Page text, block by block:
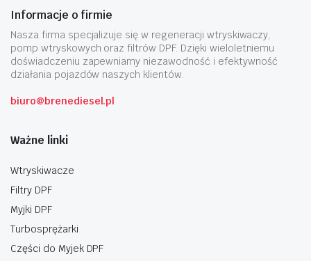
Informacje o firmie
Nasza firma specjalizuje się w regeneracji wtryskiwaczy,
pomp wtryskowych oraz filtrów DPF. Dzięki wieloletniemu
doświadczeniu zapewniamy niezawodność i efektywność
działania pojazdów naszych klientów.
biuro@brenediesel.pl
Ważne linki
Wtryskiwacze
Filtry DPF
Myjki DPF
Turbosprężarki
Części do Myjek DPF